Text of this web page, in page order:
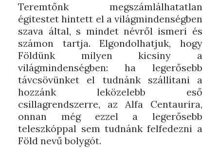
Teremtőnk megszámlálhatatlan
égitestet hintett el a világmindenségben
szava által, s mindet névről ismeri és
számon tartja. Elgondolhatjuk, hogy
Földünk milyen kicsiny a
világmindenségben: ha legerősebb
távcsövünket el tudnánk szállítani a
hozzánk leközelebb eső
csillagrendszerre, az Alfa Centaurira,
onnan még ezzel a legerősebb
teleszkóppal sem tudnánk felfedezni a
Föld nevű bolygót.